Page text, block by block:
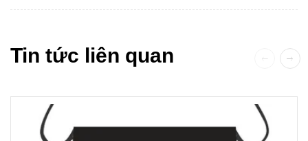
Tin tức liên quan